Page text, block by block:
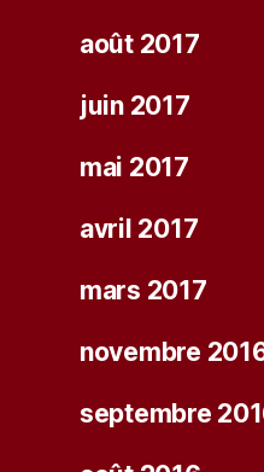
août 2017
juin 2017
mai 2017
avril 2017
mars 2017
novembre
septembre